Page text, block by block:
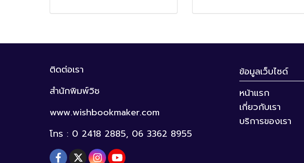
ติดต่อเรา
สำนักพิมพ์วิช
www.wishbookmaker.com
โทร : 0 2418 2885, 06 3362 8955
ข้อมูลเว็บไซด์
หน้าแรก
เกี่ยวกับเรา
บริการของเรา